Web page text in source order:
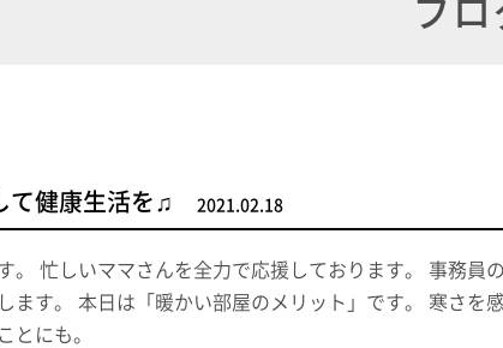
ブロ
て健康生活を♫ 2021.02.18
。 忙しいママさんを全力で応援しております。 事務
ます。 本日は「暖かい部屋のメリット」です。 寒さ
とにも。